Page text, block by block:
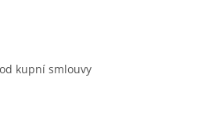
kupní smlouvy